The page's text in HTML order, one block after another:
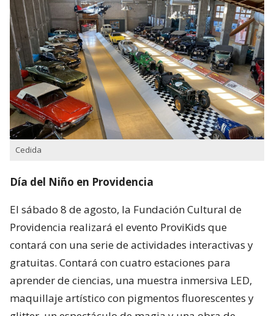
Cedida
Día del Niño en Providencia
El sábado 8 de agosto, la Fundación Cultural de
Providencia realizará el evento ProviKids que
contará con una serie de actividades interactivas y
gratuitas. Contará con cuatro estaciones para
aprender de ciencias, una muestra inmersiva LED,
maquillaje artístico con pigmentos fluorescentes y